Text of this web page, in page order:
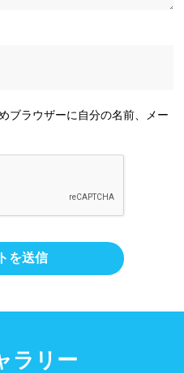
ブラウザーに自分の名前、メー
ラリー